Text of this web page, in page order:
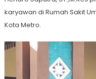
karyawan di Rumah Sakit
Kota Metro.